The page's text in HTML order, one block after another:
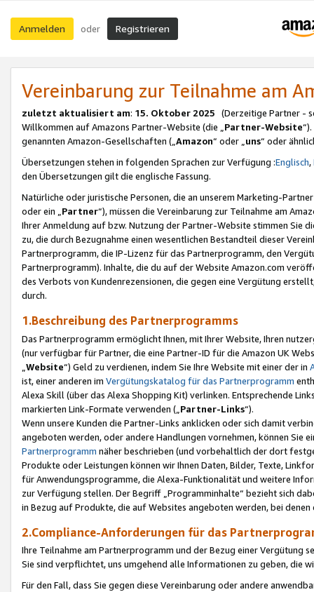
Anmelden oder Registrieren
Vereinbarung zur Teilnahme am
zuletzt aktualisiert am: 15. Oktober 2025 (Derzeitige Partner -
Willkommen auf Amazons Partner-Website (die „Partner-Website
genannten Amazon-Gesellschaften („Amazon“ oder „uns“ oder
Übersetzungen stehen in folgenden Sprachen zur Verfügung :Englisch,
den Übersetzungen gilt die englische Fassung.
Natürliche oder juristische Personen, die an unserem Marketing-
oder ein „Partner“), müssen die Vereinbarung zur Teilnahme am
Ihrer Anmeldung auf bzw. Nutzung der Partner-Website stimmen Sie
zu, die durch Bezugnahme einen wesentlichen Bestandteil dieser
Partnerprogramm, die IP-Lizenz für das Partnerprogramm, den
Partnerprogramm). Inhalte, die du auf der Website Amazon.com
des Verbots von Kundenrezensionen, die gegen eine Vergütung
durch.
1.Beschreibung des Partnerprogramms
Das Partnerprogramm ermöglicht Ihnen, mit Ihrer Website, Ihren
(nur verfügbar für Partner, die eine Partner-ID für die Amazon UK
Website“) Geld zu verdienen, indem Sie Ihre Website mit einer der in
ist, einer anderen im Vergütungskatalog für das Partnerprogramm
Alexa Skill (über das Alexa Shopping Kit) verlinken. Entsprechende
markierten Link-Formate verwenden („ Partner-Links“).
Wenn unsere Kunden die Partner-Links anklicken oder sich damit
angeboten werden, oder andere Handlungen vornehmen, können Sie
Partnerprogramm näher beschrieben (und vorbehaltlich der dort
Produkte oder Leistungen können wir Ihnen Daten, Bilder, Texte,
für Anwendungsprogramme, die Alexa-Funktionalität und weitere
zur Verfügung stellen. Der Begriff „Programminhalte“ bezieht sich
in Bezug auf Produkte, die auf Websites angeboten werden, bei
2.Compliance-Anforderungen für das
Ihre Teilnahme am Partnerprogramm und der Bezug einer Vergütung
Sie sind verpflichtet, uns umgehend alle Informationen zu geben, die
Für den Fall, dass Sie gegen diese Vereinbarung oder andere